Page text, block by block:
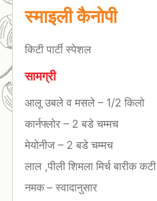
स्माइली कैनोपी
किटी पार्टी स्पेशल
सामग्री
आलू उबले व मसले – 1/2 किलो
कार्नफ्लोर – 2 बडे चम्मच
मेयोनीज – 2 बडे चम्मच
लाल ,पीली शिमला मिर्च बारीक कटी
नमक–स्वादानुसार